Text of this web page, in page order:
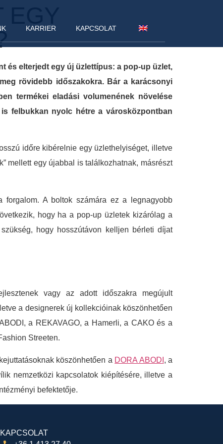
KARRIER KAPCSOLAT
és elterjedt egy új üzlettípus: a pop-up üzlet,
rövidebb időszakokra. Bár a karácsonyi
termékei eladási volumenének növelése
felbukkan nyolc hétre a városközpontban
időre kibérelnie egy üzlethelyiséget, illetve
mellett egy újabbal is találkozhatnak, másrészt
forgalom. A boltok számára ez a legnagyobb
hogy ha a pop-up üzletek kizárólag a
hogy hosszútávon kelljen bérleti díjat
vagy az adott időszakra megújult
a designerek új kollekcióinak köszönhetően
a REKAVAGO, a Hamerli, a CAKO és a
Streeten.
köszönhetően a DORA ABODI , a
nemzetközi kapcsolatok kiépítésére, illetve a
befektetője.
KAPCSOLAT